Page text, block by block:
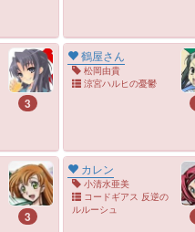
3
鶴屋さん
松岡由貴
涼宮ハルヒの憂鬱
3
カレン
小清水亜美
コードギアス 反逆の
ルルーシュ